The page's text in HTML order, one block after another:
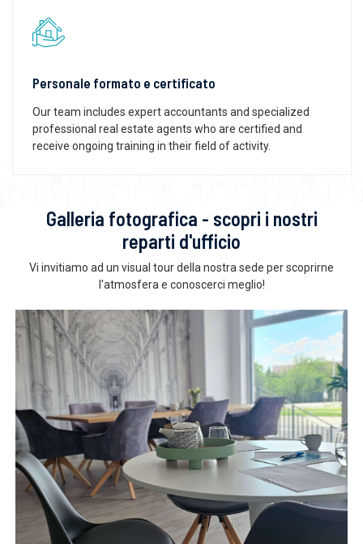
Personale formato e certificato
Our team includes expert accountants and specialized
professional real estate agents who are certified and
receive ongoing training in their field of activity.
Galleria fotografica - scopri i nostri
reparti d'ufficio
Vi invitiamo ad un visual tour della nostra sede per scoprirne
l'atmosfera e conoscerci meglio!